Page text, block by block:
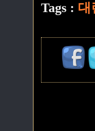
Tags : 대